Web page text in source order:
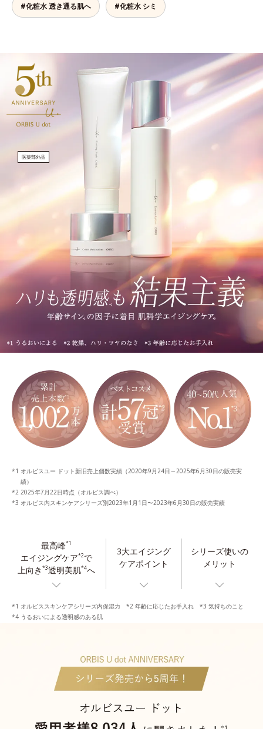
#化粧水 透き通る肌へ #化粧水 シミ
医薬部外品
オルビスユー ドット新旧売上個数実績（2020年9月24日～2025年6月30日の販売実
績）
2025年7月22日時点（オルビス調べ）
オルビス内スキンケアシリーズ別2023年1月1日〜2023年6月30日の販売実績
最高峰*1
エイジングケア*2で
上向き *3透明美肌*4へ
3大エイジング
ケアポイント
シリーズ使いの
メリット
*1 オルビススキンケアシリーズ内保湿力 *2 年齢に応じたお手入れ *3 気持ちのこと
*4 うるおいによる透明感のある肌